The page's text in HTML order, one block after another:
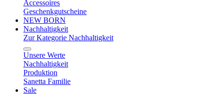
Accessoires
Geschenkgutscheine
NEW BORN
Nachhaltigkeit
Zur Kategorie Nachhaltigkeit
Unsere Werte
Nachhaltigkeit
Produktion
Sanetta Familie
Sale